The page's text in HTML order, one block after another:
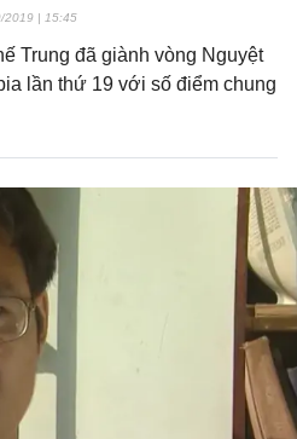
2019 | 15:45
Trung đã giành vòng Nguyệt
lần thứ 19 với số điểm chung